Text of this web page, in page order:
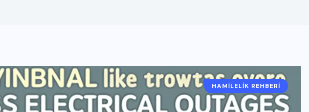
HAMILELIK REHBERI